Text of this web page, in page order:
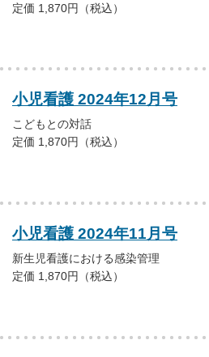
定価 1,870円（税込）
小児看護 2024年12月号
こどもとの対話
定価 1,870円（税込）
小児看護 2024年11月号
新生児看護における感染管理
定価 1,870円（税込）